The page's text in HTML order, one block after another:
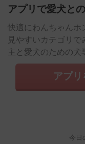
アプリで愛犬と
快適にわんちゃんホ
見やすいカテゴリ
主と愛犬のための犬
アプ
今日